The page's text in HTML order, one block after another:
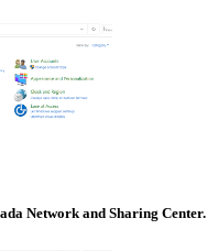
Network and Sharing Center.